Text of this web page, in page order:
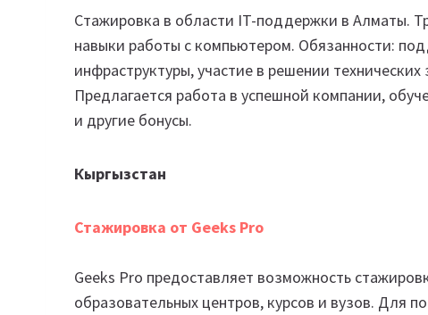
Стажировка в области IT-поддержки в Алматы.
навыки работы с компьютером. Обязанности:
инфраструктуры, участие в решении
Предлагается работа в успешной компании,
и другие бонусы.
Кыргызстан
Стажировка от Geeks Pro
Geeks Pro предоставляет возможность
образовательных центров, курсов и вузов. Для